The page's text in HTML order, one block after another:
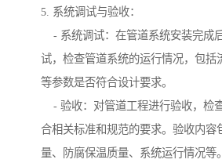
5. 系统调试与验收：
- 系统调试：在管道系统安装完成
试，检查管道系统的运行情况，包括
等参数是否符合设计要求。
- 验收：对管道工程进行验收，检
合相关标准和规范的要求。验收内容
量、防腐保温质量、系统运行情况等。